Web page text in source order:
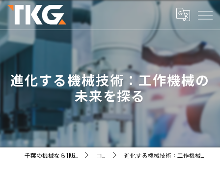
進化する機械技術：工作機械の
未来を探る
コラム 進化する機械技術：工作機械の未来を探る